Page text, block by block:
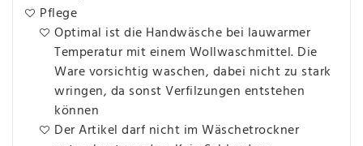
Pflege
Optimal ist die Handwäsche bei lauwarmer
Temperatur mit einem Wollwaschmittel. Die
Ware vorsichtig waschen, dabei nicht zu stark
wringen, da sonst Verfilzungen entstehen
können
Der Artikel darf nicht im Wäschetrockner